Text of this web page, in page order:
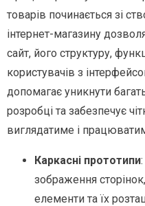
товарів починається зі
інтернет-магазину
сайт, його структуру,
користувачів з
допомагає уникнути
розробці та забезпечує
виглядатиме і
Каркасні прототипи
зображення
елементи та їх